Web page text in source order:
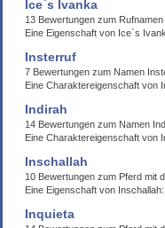
Ice`s Ivanka
13 Bewertungen zum
Eine Eigenschaft von Ice`s
Insterruf
7 Bewertungen zum Namen
Eine Charaktereigenschaft von
Indirah
14 Bewertungen zum Namen
Eine Charaktereigenschaft von
Inschallah
10 Bewertungen zum Pferd mit
Eine Eigenschaft von
Inquieta